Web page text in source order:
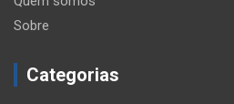
Sobre
Categorias